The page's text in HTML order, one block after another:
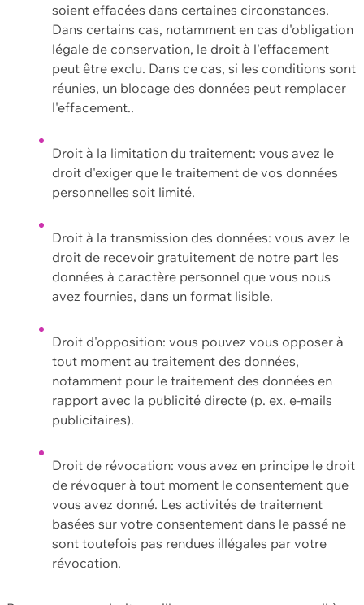
soient effacées dans certaines circonstances.
Dans certains cas, notamment en cas d'obligation
légale de conservation, le droit à l'effacement
peut être exclu. Dans ce cas, si les conditions sont
réunies, un blocage des données peut remplacer
l'effacement..
Droit à la limitation du traitement: vous avez le
droit d'exiger que le traitement de vos données
personnelles soit limité.
Droit à la transmission des données: vous avez le
droit de recevoir gratuitement de notre part les
données à caractère personnel que vous nous
avez fournies, dans un format lisible.
Droit d'opposition: vous pouvez vous opposer à
tout moment au traitement des données,
notamment pour le traitement des données en
rapport avec la publicité directe (p. ex. e-mails
publicitaires).
Droit de révocation: vous avez en principe le droit
de révoquer à tout moment le consentement que
vous avez donné. Les activités de traitement
basées sur votre consentement dans le passé ne
sont toutefois pas rendues illégales par votre
révocation.